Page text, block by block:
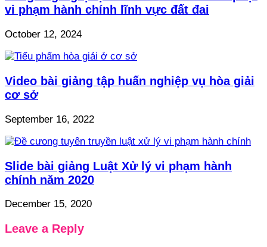
vi phạm hành chính lĩnh vực đất đai
October 12, 2024
Video bài giảng tập huấn nghiệp vụ hòa giải
cơ sở
September 16, 2022
Slide bài giảng Luật Xử lý vi phạm hành
chính năm 2020
December 15, 2020
Leave a Reply